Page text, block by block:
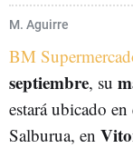
M. Aguirre
BM
septiembre, su
estará ubicado
Salburua, en